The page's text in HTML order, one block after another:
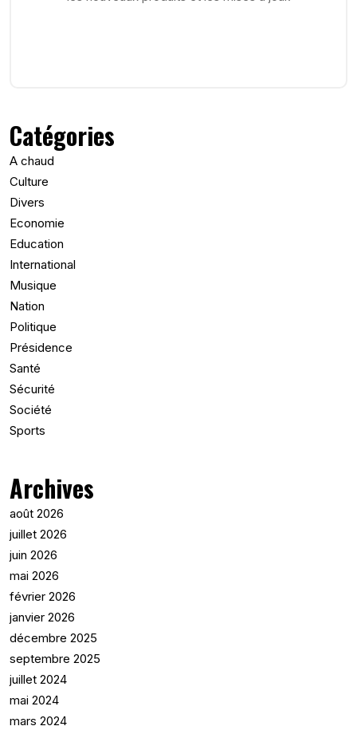
Catégories
A chaud
Culture
Divers
Economie
Education
International
Musique
Nation
Politique
Présidence
Santé
Sécurité
Société
Sports
Archives
août 2026
juillet 2026
juin 2026
mai 2026
février 2026
janvier 2026
décembre 2025
septembre 2025
juillet 2024
mai 2024
mars 2024